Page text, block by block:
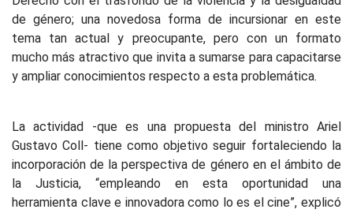
de género; una novedosa forma de incursionar en este
tema tan actual y preocupante, pero con un formato
mucho más atractivo que invita a sumarse para capacitarse
y ampliar conocimientos respecto a esta problemática.
La actividad -que es una propuesta del ministro Ariel
Gustavo Coll- tiene como objetivo seguir fortaleciendo la
incorporación de la perspectiva de género en el ámbito de
la Justicia, “empleando en esta oportunidad una
herramienta clave e innovadora como lo es el cine”, explicó